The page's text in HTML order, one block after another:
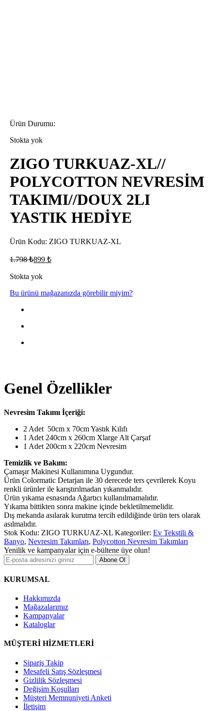
Ürün Durumu:
Stokta yok
ZIGO TURKUAZ-XL//
POLYCOTTON NEVRESİM
TAKIMI//DOUX 2LI
YASTIK HEDİYE
Ürün Kodu: ZIGO TURKUAZ-XL
1.798₺899 ₺
Stokta yok
Bu ürünü mağazanızda görebilir miyim?
Genel Özellikler
Nevresim Takımı İçeriği:
2 Adet 50cm x 70cm Yastık Kılıfı
1 Adet 240cm x 260cm Xlarge Alt Çarşaf
1 Adet 200cm x 220cm Nevresim
Temizlik ve Bakım:
Çamaşır Makinesi Kullanımına Uygundur.
Ürün Colormatic Detarjan ile 30 derecede ters çevrilerek Koyu
renkli ürünler ile karıştırılmadan yıkanmalıdır.
Ürün yıkama esnasında Ağartıcı kullanılmamalıdır.
Yıkama bittikten sonra makine içinde bekletilmemelidir.
Dış mekanda asılarak kurutma tercih edildiğinde ürün ters olarak
asılmalıdır.
Stok Kodu: ZIGO TURKUAZ-XL Kategoriler: Ev Tekstili &
Banyo, Nevresim Takımları, Polycotton Nevresim Takımları
Yenilik ve kampanyalar için e-bültene üye olun!
Abone Ol
KURUMSAL
Hakkımızda
Mağazalarımız
Kampanyalar
Kataloglar
MÜŞTERİ HİZMETLERİ
Sipariş Takip
Mesafeli Satış Sözleşmesi
Gizlilik Sözleşmesi
Değişim Koşulları
Müşteri Memnuniyeti Anketi
İletişim